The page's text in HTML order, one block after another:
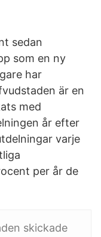
sedan
som en ny
har
är en
med
år efter
varje
per år de
skickade